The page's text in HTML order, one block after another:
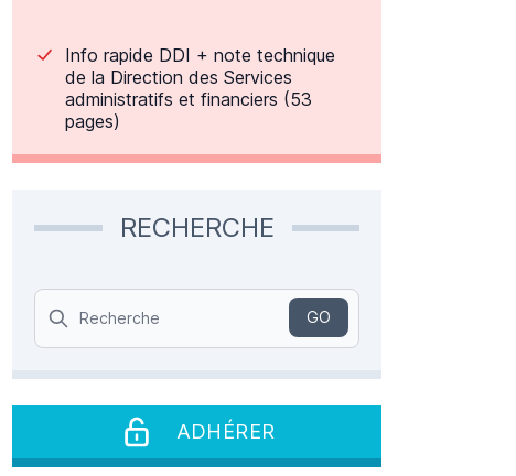
Info rapide DDI + note technique
de la Direction des Services
administratifs et financiers (53
pages)
RECHERCHE
Search
GO
ADHÉRER